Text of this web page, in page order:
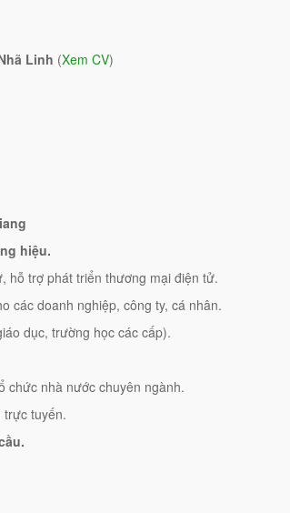
Linh (Xem CV)
hiệu.
hỗ trợ phát triển thương mại điện tử.
các doanh nghiệp, công ty, cá nhân.
dục, trường học các cấp).
chức nhà nước chuyên ngành.
tuyến.